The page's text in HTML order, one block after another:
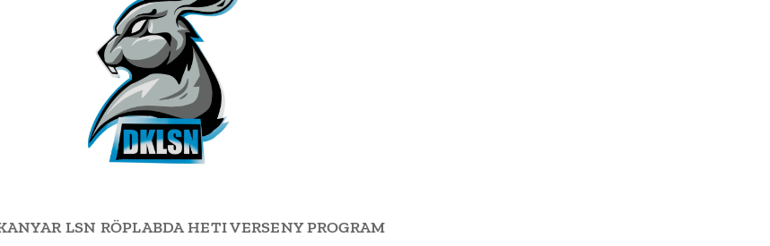
LSN RÖPLABDA HETI VERSENY PROGRAM